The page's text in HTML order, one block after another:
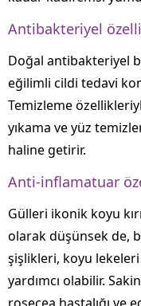
Antibakteriyel
Doğal antibakteriyel
eğilimli cildi tedavi
Temizleme
yıkama ve yüz
haline getirir.
Anti-inflamatuar
Gülleri ikonik koyu
olarak düşünsek de,
şişlikleri, koyu lekeleri
yardımcı olabilir.